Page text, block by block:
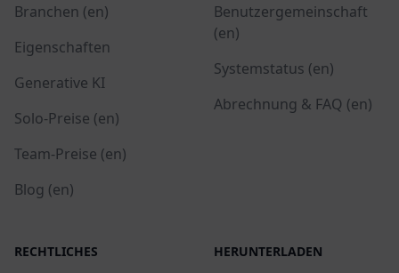
Branchen (en)
Eigenschaften
Generative KI
Solo-Preise (en)
Team-Preise (en)
Blog (en)
Benutzergemeinschaft
(en)
Systemstatus (en)
Abrechnung & FAQ (en)
RECHTLICHES HERUNTERLADEN